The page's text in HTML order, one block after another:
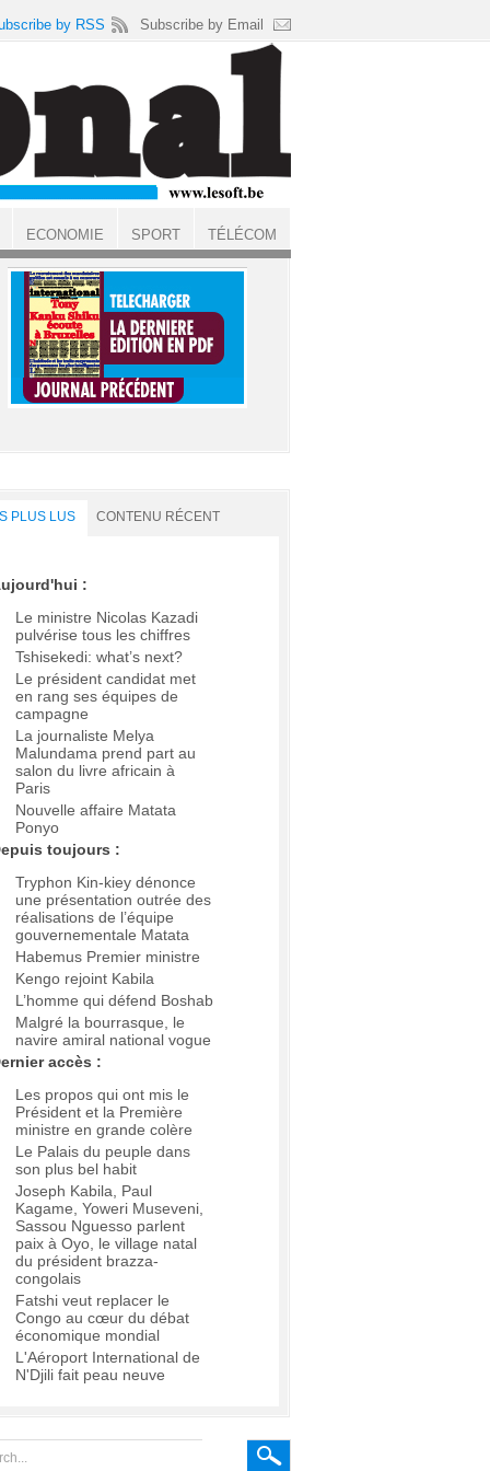
PLUS LUS CONTENU RÉCENT
:
Le ministre Nicolas Kazadi
pulvérise tous les chiffres
Tshisekedi: what’s next?
Le président candidat met
en rang ses équipes de
campagne
La journaliste Melya
Malundama prend part au
salon du livre africain à
Paris
Nouvelle affaire Matata
Ponyo
toujours :
Tryphon Kin-kiey dénonce
une présentation outrée des
réalisations de l’équipe
gouvernementale Matata
Habemus Premier ministre
Kengo rejoint Kabila
L’homme qui défend Boshab
Malgré la bourrasque, le
navire amiral national vogue
accès :
Les propos qui ont mis le
Président et la Première
ministre en grande colère
Le Palais du peuple dans
son plus bel habit
Joseph Kabila, Paul
Kagame, Yoweri Museveni,
Sassou Nguesso parlent
paix à Oyo, le village natal
du président brazza-
congolais
Fatshi veut replacer le
Congo au cœur du débat
économique mondial
L'Aéroport International de
N'Djili fait peau neuve
by RSS Subscribe by Email
ECONOMIE SPORT TÉLÉCOM